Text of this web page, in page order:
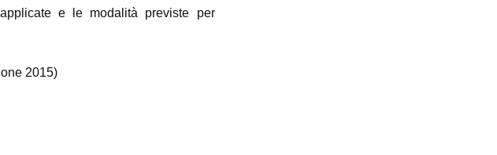
e le modalità previste per
2015)